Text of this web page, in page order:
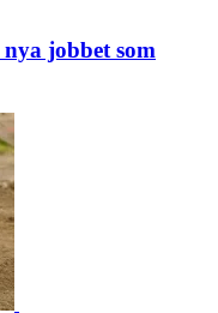
jobbet som